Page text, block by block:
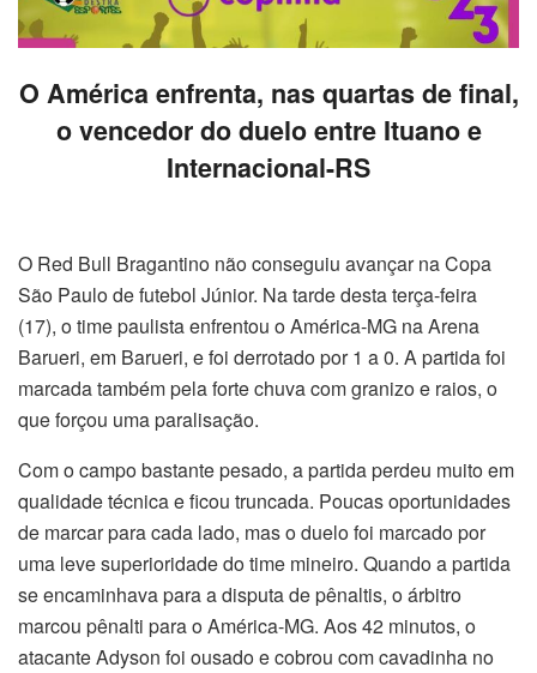
O América enfrenta, nas quartas de final,
o vencedor do duelo entre Ituano e
Internacional-RS
O Red Bull Bragantino não conseguiu avançar na Copa
São Paulo de futebol Júnior. Na tarde desta terça-feira
(17), o time paulista enfrentou o América-MG na Arena
Barueri, em Barueri, e foi derrotado por 1 a 0. A partida foi
marcada também pela forte chuva com granizo e raios, o
que forçou uma paralisação.
Com o campo bastante pesado, a partida perdeu muito em
qualidade técnica e ficou truncada. Poucas oportunidades
de marcar para cada lado, mas o duelo foi marcado por
uma leve superioridade do time mineiro. Quando a partida
se encaminhava para a disputa de pênaltis, o árbitro
marcou pênalti para o América-MG. Aos 42 minutos, o
atacante Adyson foi ousado e cobrou com cavadinha no